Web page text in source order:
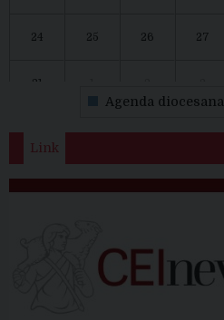
24 25 26 27
31
Agenda diocesana
Link